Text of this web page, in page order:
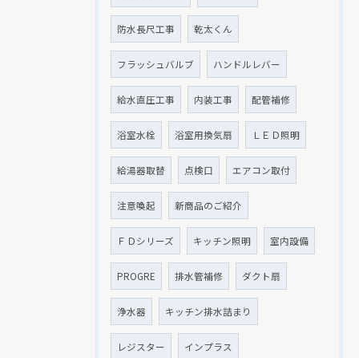
防水長尺工事 乾太くん
フラッシュバルブ ハンドルレバー
給水直圧工事 内装工事 配管補修
浴室水栓 浴室用換気扇 ＬＥＤ照明
給湯器取替 点検口 エアコン取付
注意喚起 新商品のご紹介
ＦＤシリーズ キッチン照明 室内設備
PROGRE 排水管補修 ダクト扇
浄水器 キッチン排水詰まり
レジスター インプラス